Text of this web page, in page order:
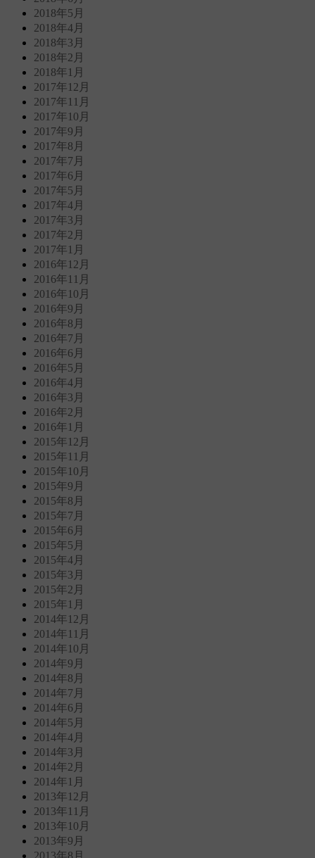
2018年5月
2018年4月
2018年3月
2018年2月
2018年1月
2017年12月
2017年11月
2017年10月
2017年9月
2017年8月
2017年7月
2017年6月
2017年5月
2017年4月
2017年3月
2017年2月
2017年1月
2016年12月
2016年11月
2016年10月
2016年9月
2016年8月
2016年7月
2016年6月
2016年5月
2016年4月
2016年3月
2016年2月
2016年1月
2015年12月
2015年11月
2015年10月
2015年9月
2015年8月
2015年7月
2015年6月
2015年5月
2015年4月
2015年3月
2015年2月
2015年1月
2014年12月
2014年11月
2014年10月
2014年9月
2014年8月
2014年7月
2014年6月
2014年5月
2014年4月
2014年3月
2014年2月
2014年1月
2013年12月
2013年11月
2013年10月
2013年9月
2013年8月